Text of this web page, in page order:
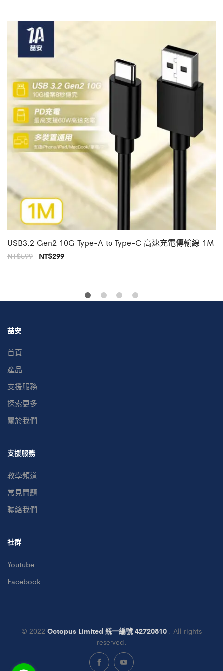
USB3.2 Gen2 10G Type-A to Type-C 高速充電傳輸線 1M
NT$599 原NT$299目
喆安
首頁
產品
支援服務
探索更多
關於我們
支援服務
教學頻道
常見問題
聯絡我們
社群
Youtube
Facebook
© 2022 Octopus Limited 統一編號 42720810 . All rights
reserved.